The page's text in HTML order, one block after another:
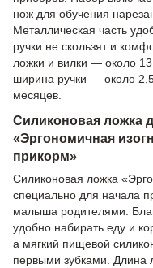
нож для обучения
Металлическая часть
ручки не скользят и
ложки и вилки — около
ширина ручки — около
месяцев.
Силиконовая ложка
«Эргономичная
прикорм»
Силиконовая ложка
специально для начала
малыша родителями.
удобно набирать еду и
а мягкий пищевой
первыми зубками.